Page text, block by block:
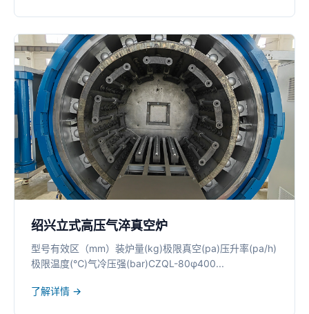
绍兴立式高压气淬真空炉
型号有效区（mm）装炉量(kg)极限真空(pa)压升率(pa/h)
极限温度(℃)气冷压强(bar)CZQL-80φ400...
了解详情 →